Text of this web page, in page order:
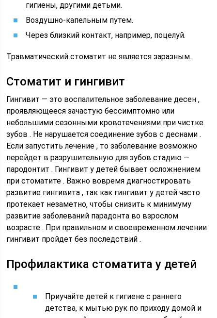
гигиены, другими детьми.
Воздушно-капельным путем.
Через близкий контакт, например, поцелуй.
Травматический стоматит не является заразным.
Стоматит и гингивит
Гингивит — это воспалительное заболевание десен ,
проявляющееся зачастую бессимптомно или
небольшими сезонными кровотечениями при чистке
зубов . Не нарушается соединение зубов с деснами .
Если запустить лечение , то заболевание возможно
перейдет в разрушительную для зубов стадию —
пародонтит . Гингивит у детей бывает осложнением
при стоматите . Важно вовремя диагностировать
развитие гингивита , так как гингивит у детей часто
протекает незаметно, чтобы снизить к минимуму
развитие заболеваний парадонта во взрослом
возрасте . При правильном и своевременном лечении
гингивит пройдет без последствий .
Профилактика стоматита у детей
Приучайте детей к гигиене с раннего
детства, к мытью рук по приходу домой и